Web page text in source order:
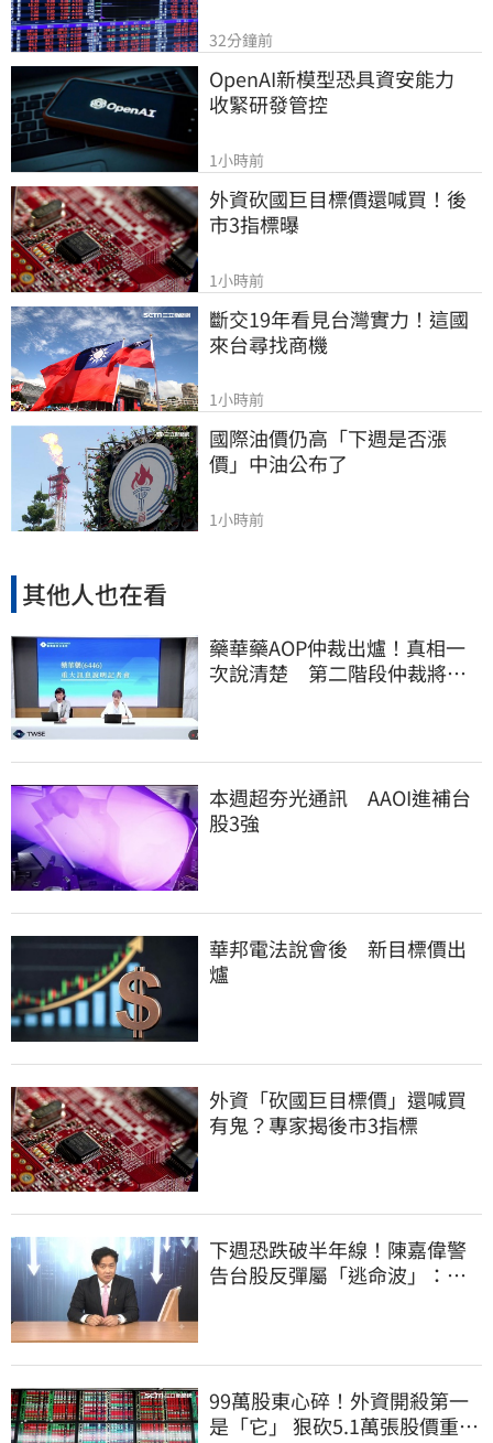
32分鐘前
OpenAI新模型恐具資安能力
收緊研發管控
1小時前
外資砍國巨目標價還喊買！後
市3指標曝
1小時前
斷交19年看見台灣實力！這國
來台尋找商機
1小時前
國際油價仍高「下週是否漲
價」中油公布了
1小時前
其他人也在看
藥華藥AOP仲裁出爐！真相一
次說清楚 第二階段仲裁將聲
本週超夯光通訊 AAOI進補台
股3強
華邦電法說會後 新目標價出
爐
外資「砍國巨目標價」還喊買
有鬼？專家揭後市3指標
下週恐跌破半年線！陳嘉偉警
告台股反彈屬「逃命波」：空
99萬股東心碎！外資開殺第一
是「它」 狠砍5.1萬張股價重挫